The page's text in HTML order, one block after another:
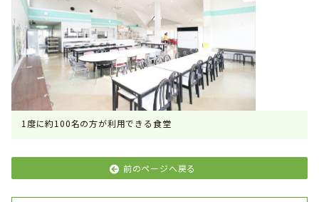
1度に約100名の方が利用できる食堂
前のページへ戻る